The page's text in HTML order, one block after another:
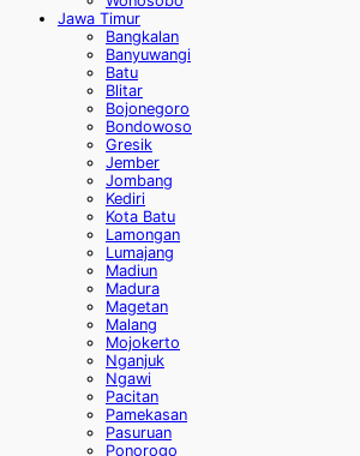
Jawa Timur
Bangkalan
Banyuwangi
Batu
Blitar
Bojonegoro
Bondowoso
Gresik
Jember
Jombang
Kediri
Kota Batu
Lamongan
Lumajang
Madiun
Madura
Magetan
Malang
Mojokerto
Nganjuk
Ngawi
Pacitan
Pamekasan
Pasuruan
Ponorogo